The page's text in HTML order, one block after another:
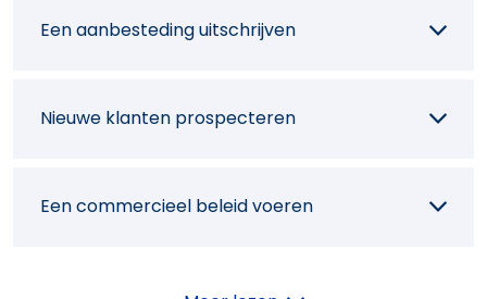
Een aanbesteding uitschrijven
Nieuwe klanten prospecteren
Een commercieel beleid voeren